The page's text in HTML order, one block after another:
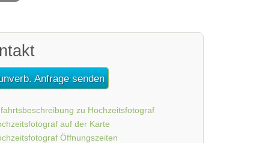
Anfrage senden
zu Hochzeitsfotograf
auf der Karte
Öffnungszeiten